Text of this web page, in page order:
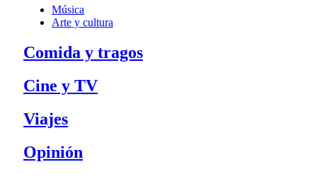
Música
Arte y cultura
Comida y tragos
Cine y TV
Viajes
Opinión